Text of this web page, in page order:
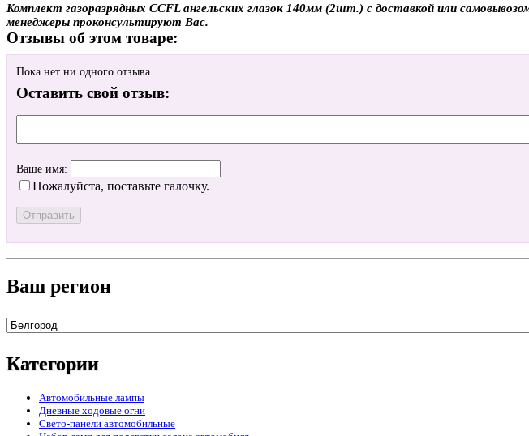
Комплект газоразрядных CCFL ангельских глазок 140мм (2шт.) с доставкой или
менеджеры проконсультируют Вас.
Отзывы об этом товаре:
Пока нет ни одного отзыва
Оставить свой отзыв:
Ваше имя:
Пожалуйста, поставьте галочку.
Ваш регион
Категории
Автомобильные лампы
Дневные ходовые огни
Свето-панели автомобильные